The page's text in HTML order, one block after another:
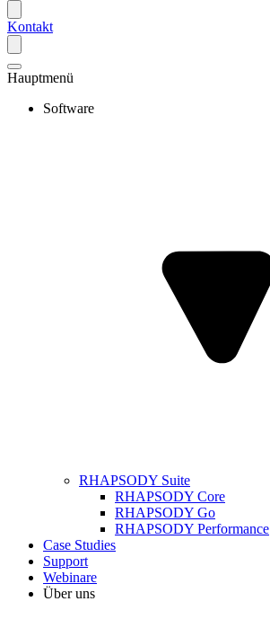
Kontakt
Hauptmenü
Software
RHAPSODY Suite
RHAPSODY Core
RHAPSODY Go
RHAPSODY Performance
Case Studies
Support
Webinare
Über uns